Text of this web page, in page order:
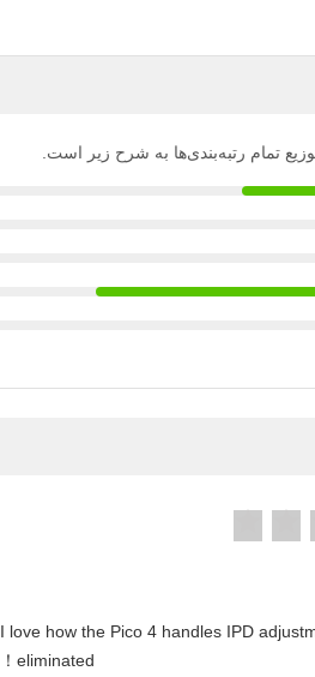
تمام رتبه‌بندی‌ها به شرح زیر است.
"I love how the Pico 4 handles IPD
eliminated！